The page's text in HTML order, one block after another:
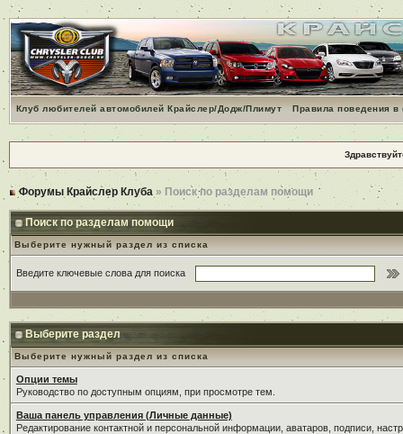
Клуб любителей автомобилей Крайслер/Додж/Плимут Правила поведения
Форумы Крайслер Клуба » Поиск по разделам помощи
Поиск по разделам помощи
Выберите нужный раздел из списка
Введите ключевые слова для поиска
Выберите раздел
Выберите нужный раздел из списка
Опции темы
Руководство по доступным опциям, при просмотре тем.
Ваша панель управления (Личные данные)
Редактирование контактной и персональной информации, аватаров, подписи,